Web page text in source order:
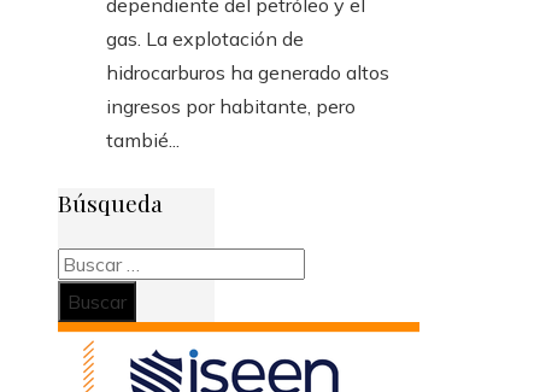
dependiente del petróleo y el
gas. La explotación de
hidrocarburos ha generado altos
ingresos por habitante, pero
tambié...
Búsqueda
Buscar: